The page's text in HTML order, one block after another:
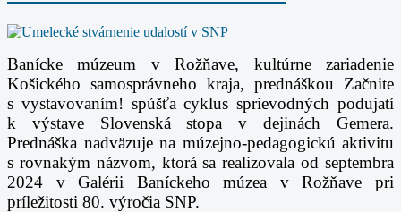
Banícke múzeum v Rožňave, kultúrne zariadenie
Košického samosprávneho kraja, prednáškou Začnite
s vystavovaním! spúšťa cyklus sprievodných podujatí
k výstave Slovenská stopa v dejinách Gemera.
Prednáška nadväzuje na múzejno-pedagogickú aktivitu
s rovnakým názvom, ktorá sa realizovala od septembra
2024 v Galérii Baníckeho múzea v Rožňave pri
príležitosti 80. výročia SNP.